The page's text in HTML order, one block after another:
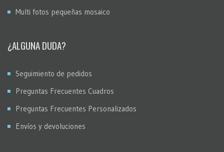
Multi fotos pequeñas mosaico
¿ALGUNA DUDA?
Seguimiento de pedidos
Preguntas Frecuentes Cuadros
Preguntas Frecuentes Personalizados
Envíos y devoluciones